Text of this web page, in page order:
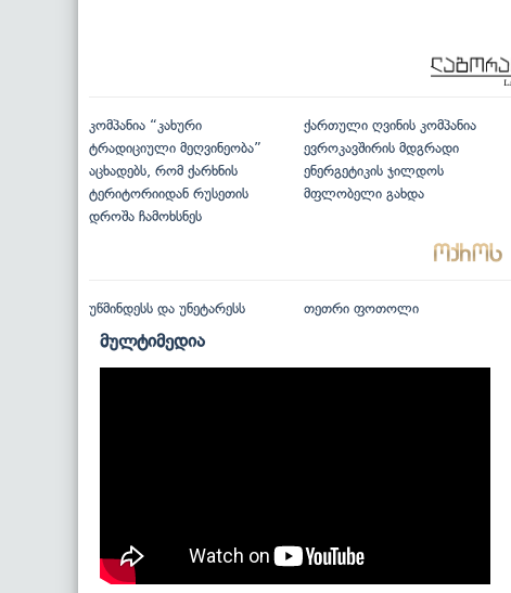
კომპანია “კახური
ტრადიციული მეღვინეობა”
აცხადებს, რომ ქარხნის
ტერიტორიიდან რუსეთის
დროშა ჩამოხსნეს
ქართული ღვინის კომპანია
ევროკავშირის მდგრადი
ენერგეტიკის ჯილდოს
მფლობელი გახდა
უწმინდესს და უნეტარესს თეთრი ფოთოლი
მულტიმედია